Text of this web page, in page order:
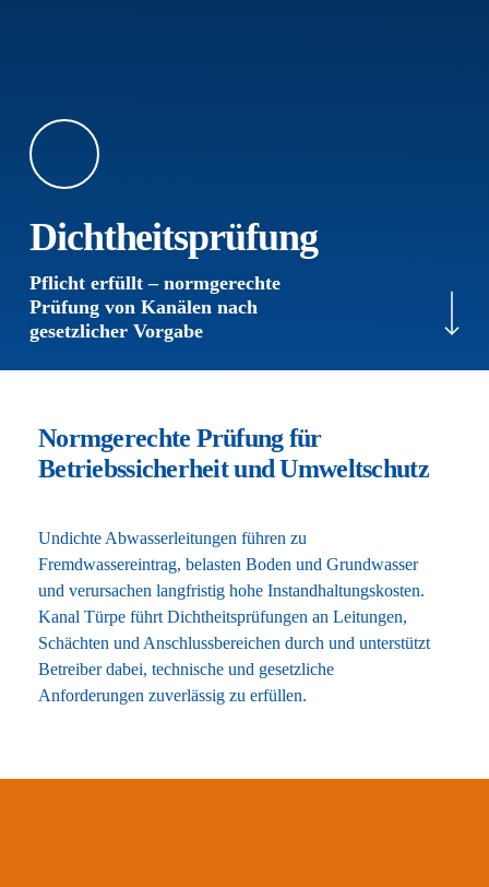
Dichtheitsprüfung
Pflicht erfüllt – normgerechte
Prüfung von Kanälen nach
gesetzlicher Vorgabe
Normgerechte Prüfung für
Betriebssicherheit und Umweltschutz
Undichte Abwasserleitungen führen zu
Fremdwassereintrag, belasten Boden und Grundwasser
und verursachen langfristig hohe Instandhaltungskosten.
Kanal Türpe führt Dichtheitsprüfungen an Leitungen,
Schächten und Anschlussbereichen durch und unterstützt
Betreiber dabei, technische und gesetzliche
Anforderungen zuverlässig zu erfüllen.